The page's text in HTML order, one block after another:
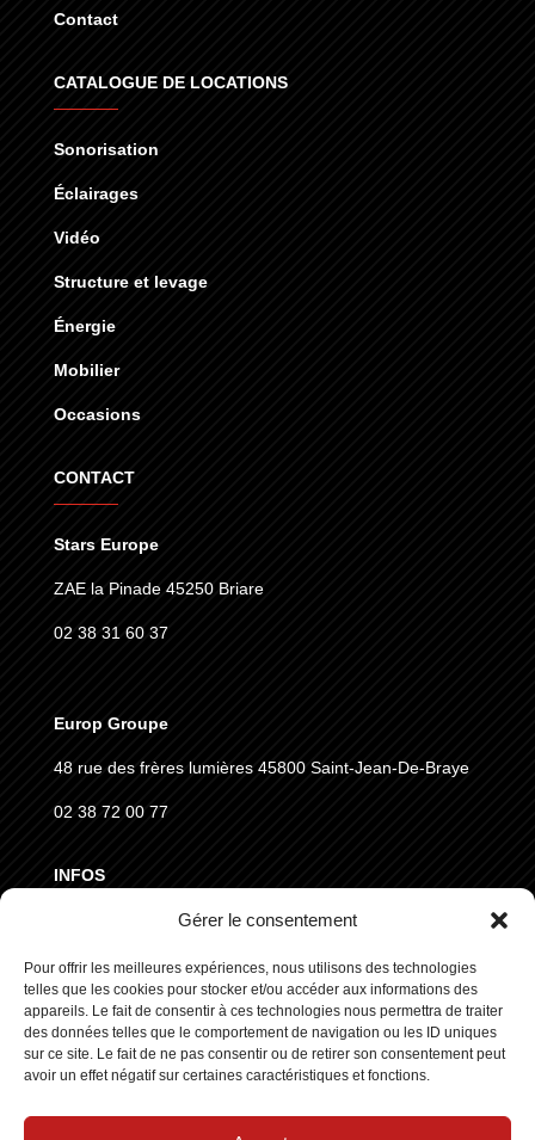
Gérer le consentement
Pour offrir les meilleures expériences, nous utilisons des technologies
telles que les cookies pour stocker et/ou accéder aux informations des
appareils. Le fait de consentir à ces technologies nous permettra de traiter
des données telles que le comportement de navigation ou les ID uniques
sur ce site. Le fait de ne pas consentir ou de retirer son consentement peut
avoir un effet négatif sur certaines caractéristiques et fonctions.
Contact
CATALOGUE DE LOCATIONS
Sonorisation
Éclairages
Vidéo
Structure et levage
Énergie
Mobilier
Occasions
CONTACT
Stars Europe
ZAE la Pinade 45250 Briare
02 38 31 60 37
Europ Groupe
48 rue des frères lumières 45800 Saint-Jean-De-Braye
02 38 72 00 77
INFOS
CGVD
RGPD
SUIVEZ NOUS